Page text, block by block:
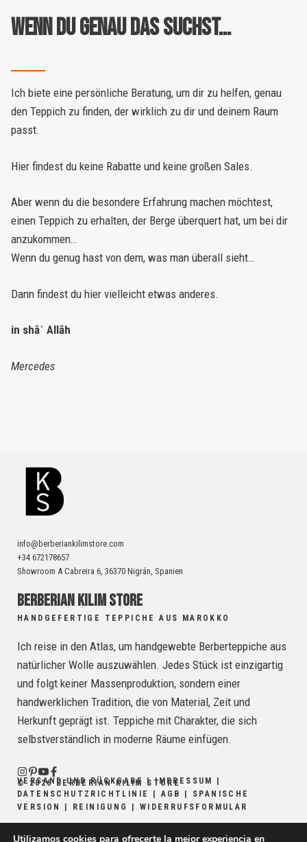
wenn du genau das suchst…
Ich biete eine persönliche Beratung, um dir zu helfen, genau
den Teppich zu finden, der wirklich zu dir und deinem Raum
passt.
Hier findest du keine Rabatte und keine großen Sales.
Aber wenn du die besondere Erfahrung machen möchtest,
einen Teppich zu erhalten, der Berge überquert hat, um bei dir
anzukommen…
Wenn du genug hast von dem, was man überall sieht…
Dann findest du hier vielleicht etwas anderes.
in shāʾ Allāh
Mercedes
info@berberiankilimstore.com
+34 672178657
Showroom A Cabreira 6, 36370 Nigrán, Spanien
BERBERIAN KILIM STORE
HANDGEFERTIGE TEPPICHE AUS MAROKKO
Ich reise in den Atlas, um handgewebte Berberteppiche aus
natürlicher Wolle auszuwählen. Jedes Stück ist einzigartig
und folgt keiner Massenproduktion, sondern einer
handwerklichen Tradition, die von Material, Zeit und
Herkunft geprägt ist. Teppiche mit Charakter, die sich
selbstverständlich in moderne Räume einfügen.
© 2026 BERBERIAN KILIM STORE
VERSAND UND RÜCKGABE |IMPRESSUM |
DATENSCHUTZRICHTLINIE
| AGB | SPANISCHE
VERSION
| REINIGUNG | WIDERRUFSFORMULAR
Utilizamos cookies para ofrecerte la mejor experiencia en